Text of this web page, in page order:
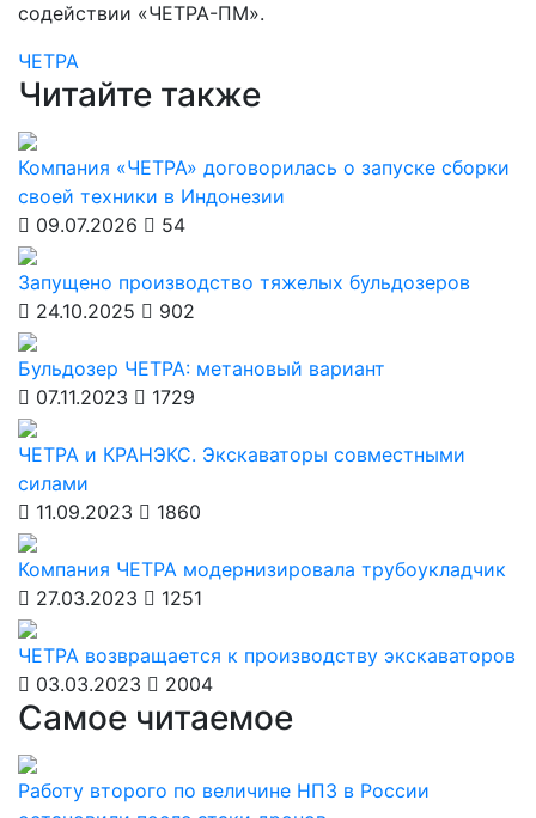
содействии «ЧЕТРА-ПМ».
ЧЕТРА
Читайте также
Компания «ЧЕТРА» договорилась о запуске сборки
своей техники в Индонезии
09.07.2026
54
Запущено производство тяжелых бульдозеров
24.10.2025
902
Бульдозер ЧЕТРА: метановый вариант
07.11.2023
1729
ЧЕТРА и КРАНЭКС. Экскаваторы совместными
силами
11.09.2023
1860
Компания ЧЕТРА модернизировала трубоукладчик
27.03.2023
1251
ЧЕТРА возвращается к производству экскаваторов
03.03.2023
2004
Самое читаемое
Работу второго по величине НПЗ в России